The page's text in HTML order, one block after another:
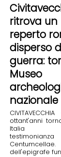
ritrova un
reperto
disperso
guerra:
Museo
nazionale
ottant'anni
Italia
dell'epigrafe